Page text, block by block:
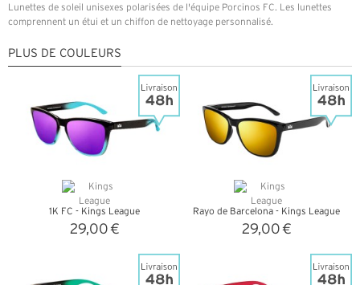
Lunettes de soleil unisexes polarisées de l'équipe Porcinos FC. Les lunettes
comprennent un étui et un chiffon de nettoyage personnalisé.
PLUS DE COULEURS
1K FC - Kings League
29,00 €
Rayo de Barcelona - Kings League
29,00 €